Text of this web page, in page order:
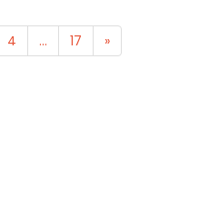
4 ... 17 »